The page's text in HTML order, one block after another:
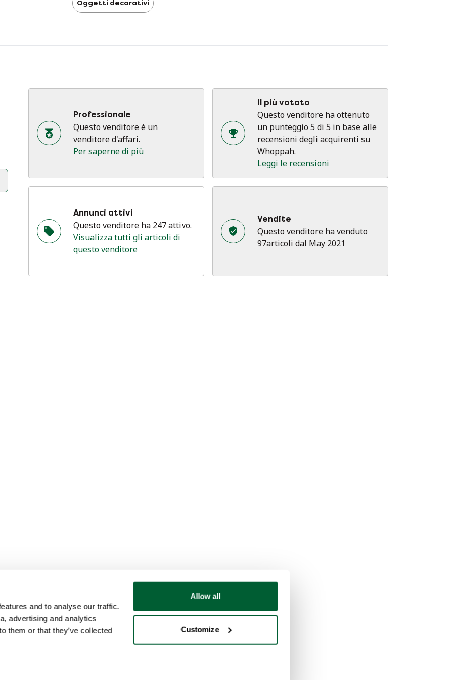
and to analyse our traffic.
advertising and analytics
them or that they’ve collected
Allow all
Customize
Oggetti decorativi
Professionale
Questo venditore è un
venditore d'affari.
Per saperne di più
Il più votato
Questo venditore ha ottenuto
un punteggio 5 di 5 in base alle
recensioni degli acquirenti su
Whoppah.
Leggi le recensioni
Annunci attivi
Questo venditore ha 247 attivo.
Visualizza tutti gli articoli di
questo venditore
Vendite
Questo venditore ha venduto
97articoli dal May 2021